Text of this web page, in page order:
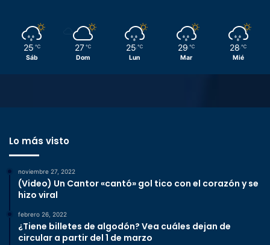
25 ℃
Sáb
27 ℃
Dom
25 ℃
Lun
29 ℃
Mar
28 ℃
Mié
Lo más visto
noviembre 27, 2022
(Video) Un Cantor «cantó» gol tico con el corazón y se
hizo viral
febrero 26, 2022
¿Tiene billetes de algodón? Vea cuáles dejan de
circular a partir del 1 de marzo